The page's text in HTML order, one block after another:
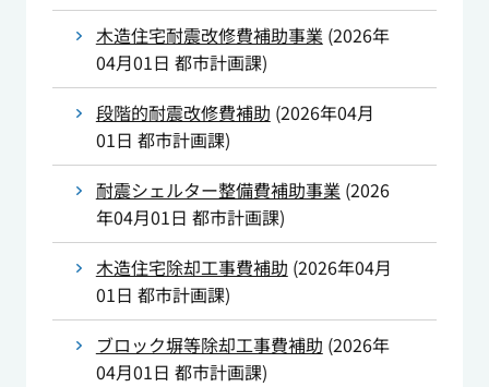
木造住宅耐震改修費補助事業 (2026年
04月01日 都市計画課)
段階的耐震改修費補助 (2026年04月
01日 都市計画課)
耐震シェルター整備費補助事業 (2026
年04月01日 都市計画課)
木造住宅除却工事費補助 (2026年04月
01日 都市計画課)
ブロック塀等除却工事費補助 (2026年
04月01日 都市計画課)